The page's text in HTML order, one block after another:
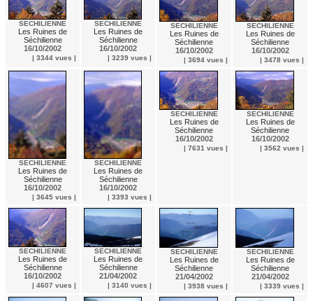
SECHILIENNE
Les Ruines de
Séchilienne
16/10/2002
| 3344 vues |
SECHILIENNE
Les Ruines de
Séchilienne
16/10/2002
| 3239 vues |
SECHILIENNE
Les Ruines de
Séchilienne
16/10/2002
| 3694 vues |
SECHILIENNE
Les Ruines de
Séchilienne
16/10/2002
| 3478 vues |
SECHILIENNE
Les Ruines de
Séchilienne
16/10/2002
| 3645 vues |
SECHILIENNE
Les Ruines de
Séchilienne
16/10/2002
| 3393 vues |
SECHILIENNE
Les Ruines de
Séchilienne
16/10/2002
| 7631 vues |
SECHILIENNE
Les Ruines de
Séchilienne
16/10/2002
| 3562 vues |
SECHILIENNE
Les Ruines de
Séchilienne
16/10/2002
| 4607 vues |
SECHILIENNE
Les Ruines de
Séchilienne
21/04/2002
| 3140 vues |
SECHILIENNE
Les Ruines de
Séchilienne
21/04/2002
| 3938 vues |
SECHILIENNE
Les Ruines de
Séchilienne
21/04/2002
| 3339 vues |